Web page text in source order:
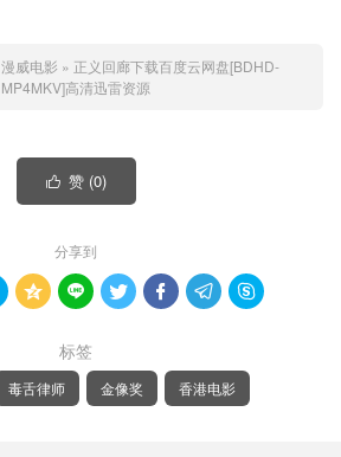
漫威电影 » 正义回廊下载百度云网盘[BDHD-
MP4MKV]高清迅雷资源
 赞 (0)
分享到
     
标签
毒舌律师 金像奖 香港电影